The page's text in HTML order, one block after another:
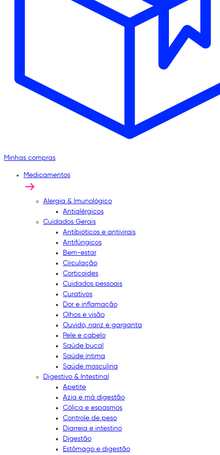
Minhas compras
Medicamentos
Alergia & Imunológico
Antialérgicos
Cuidados Gerais
Antibióticos e antivirais
Antifúngicos
Bem-estar
Circulação
Corticoides
Cuidados pessoais
Curativos
Dor e inflamação
Olhos e visão
Ouvido, nariz e garganta
Pele e cabelo
Saúde bucal
Saúde íntima
Saúde masculina
Digestivo & Intestinal
Apetite
Azia e má digestão
Cólica e espasmos
Controle de peso
Diarreia e intestino
Digestão
Estômago e digestão